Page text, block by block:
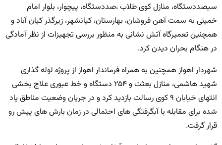
سیصددستگاه، منازل کوی طلاب ،صددستگاه، پیچوار، بلوار امام
خمینی به سمت آهن فروشان، بهارستان، کیانشهر، زیرگذر کیان آباد و
همچنین تعمیرگاه آتش نشانی به منظور بررسی تجهیزات از نظر آمادگی
در هنگام بحران دیدن کرد.
شهردار اهواز همچنین به همراه فرماندار اهواز از پروژه لوله گذاری
شهید هاشمی، منازل بعثت و ۲۵۴ دستگاه و خط عبوری علاج بخشی
انتهای خیابان ۹ کوی رسالت بازدید کرد و در جریان وضعیت مناطق یاد
شده برای مقابله با آبگرفتگی های احتمالی در زمان بارش های پیش رو
قرار گرفت.